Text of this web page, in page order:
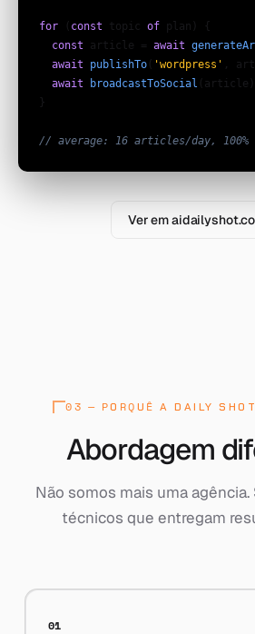
for const topic of plan) {
const article = await
await
publishTo 'wordpress' ,
await
broadcastToSocial
}
// average: 16 articles/day, 100%
Ver em
03 — PORQUÊ A DAILY
Abordagem
Não somos mais uma
técnicos que entregam
01